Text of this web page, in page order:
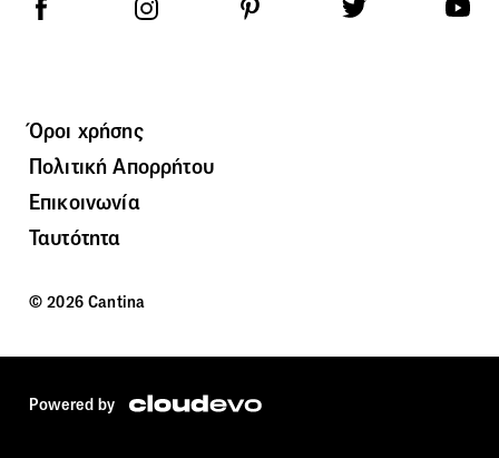
Όροι χρήσης
Πολιτική Απορρήτου
Επικοινωνία
Ταυτότητα
© 2026 Cantina
Powered by